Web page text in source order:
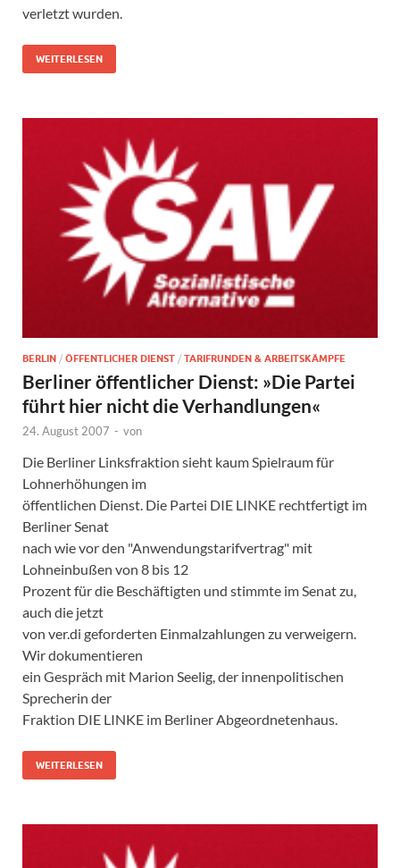
verletzt wurden.
WEITERLESEN
BERLIN / ÖFFENTLICHER DIENST / TARIFRUNDEN & ARBEITSKÄMPFE
Berliner öffentlicher Dienst: »Die Partei
führt hier nicht die Verhandlungen«
24. August 2007 - von
Die Berliner Linksfraktion sieht kaum Spielraum für
Lohnerhöhungen im
öffentlichen Dienst. Die Partei DIE LINKE rechtfertigt im
Berliner Senat
nach wie vor den "Anwendungstarifvertrag" mit
Lohneinbußen von 8 bis 12
Prozent für die Beschäftigten und stimmte im Senat zu,
auch die jetzt
von ver.di geforderten Einmalzahlungen zu verweigern.
Wir dokumentieren
ein Gespräch mit Marion Seelig, der innenpolitischen
Sprecherin der
Fraktion DIE LINKE im Berliner Abgeordnetenhaus.
WEITERLESEN